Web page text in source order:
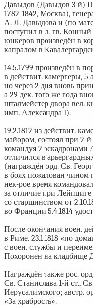
Давыдов (Давыдов 3-й)
1782-1842, Москва),
А. Л. Давыдова и (по
поступил в л.-гв. Конный
юнкеров произведён в
капралом в
14.5.1799 произведён в
в действит. камергеры, 5
но через 2 дня вновь
а 29 дек. того же года
шталмейстер двора вел.
имп. Александра I).
19.2.1812 из действит.
майором, состоял при 2-й
командуя 2 эскадронами
отличился в
(награждён орд. Св.
в боях пожалован чином
нек-рое время
за отличие при
со старшинством от
во Франции 5.4.1814
После окончания воен.
в Риме. 23.1.1818 «по
с воен. службы и
Похоронен на кладбище
Награждён также рос.
Св. Станислава 1-й ст.,
Иерусалимского; австр.
«За храбрость».